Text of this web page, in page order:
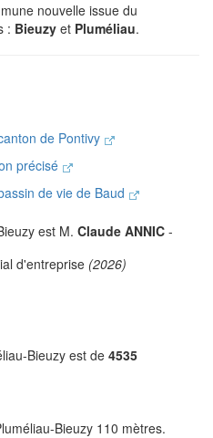
nouvelle issue du
: Bieuzy et Pluméliau.
de Pontivy
précisé
de vie de Baud
est M. Claude ANNIC -
d'entreprise (2026)
Bieuzy est de 4535
Bieuzy 110 mètres.